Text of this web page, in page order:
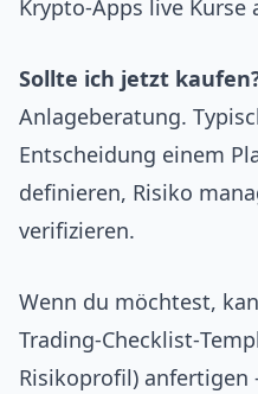
Krypto‑Apps live Kurse
Sollte ich jetzt
Anlageberatung.
Entscheidung einem
definieren, Risiko
verifizieren.
Wenn du möchtest,
Risikoprofil)